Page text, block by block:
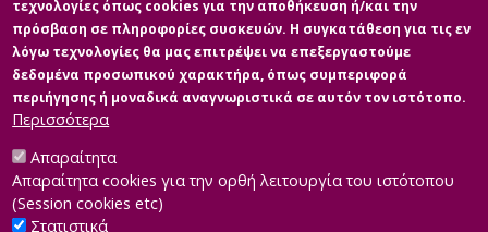
και εγχειρίδια του μαθήματος των
Θρησκευτικών του Δημοτικού
σχολείου. Σύντομη επισκόπηση της
πορείας του μαθήματος κατά τις
δύο πρώτες δεκαετίες του 21ου
τεχνολογίες όπως cookies για την αποθήκευση ή/και την
πρόσβαση σε πληροφορίες συσκευών. Η συγκατάθεση για τις εν
λόγω τεχνολογίες θα μας επιτρέψει να επεξεργαστούμε
δεδομένα προσωπικού χαρακτήρα, όπως συμπεριφορά
περιήγησης ή μοναδικά αναγνωριστικά σε αυτόν τον ιστότοπο.
Περισσότερα
Απαραίτητα
Απαραίτητα cookies για την ορθή λειτουργία του ιστότοπου
(Session cookies etc)
Στατιστικά